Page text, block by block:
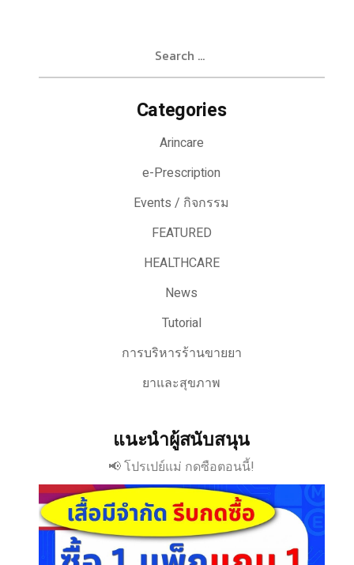
Categories
Arincare
e-Prescription
Events / กิจกรรม
FEATURED
HEALTHCARE
News
Tutorial
การบริหารร้านขายยา
ยาและสุขภาพ
แนะนำผู้สนับสนุน
📢 โปรเปย์แม่ กดซือตอนนี้!